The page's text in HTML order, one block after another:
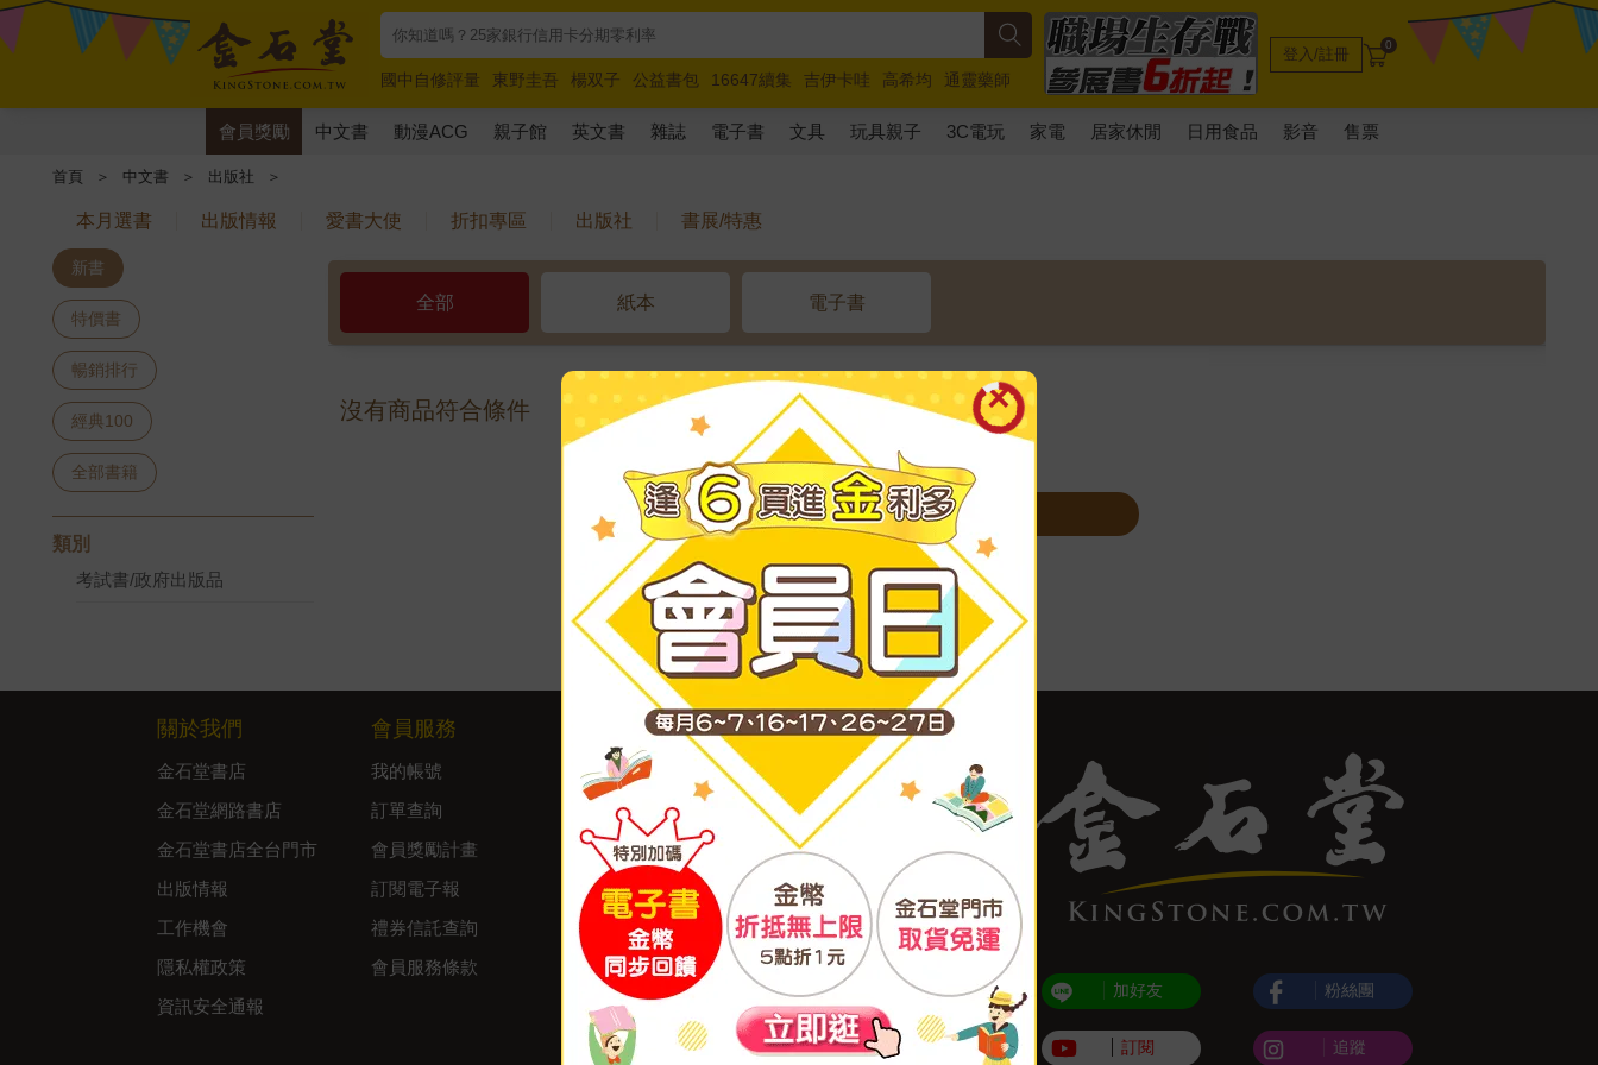
國中自修評量 東野圭吾 楊双子 公益書包 16647續集 吉伊卡哇 高希均
通靈藥師
唯紅花綻放
奧德賽 路邊攤新作 馬斯克 玩具總動員5 超慢跑
登入/註冊 0
會員獎勵 中文書 動漫ACG 親子館 英文書 雜誌 電子書 文具 玩具親子 3C電玩 家電 居家休閒 日用食品 影音 售票
首頁 ＞ 中文書 ＞ 出版社 ＞
本月選書 出版情報 愛書大使 折扣專區 出版社 書展/特惠
新書
特價書
暢銷排行
經典100
全部書籍
類別
考試書/政府出版品
全部 紙本 電子書
沒有商品符合條件
看全部
關於我們
金石堂書店
金石堂網路書店
金石堂書店全台門市
出版情報
工作機會
隱私權政策
資訊安全通報
會員服務
我的帳號
訂單查詢
會員獎勵計畫
訂閱電子報
禮券信託查詢
會員服務條款
客服中心
購物說明
付款方式
寄送方式
售後服務
聯絡我們
網站公告
合作與服務
異業合作
我要成為供應商
廣告合作
分紅大聯盟
大量採購
福利平台
B2B供應鏈平台
Admin
加好友
訂閱
粉絲團
追蹤